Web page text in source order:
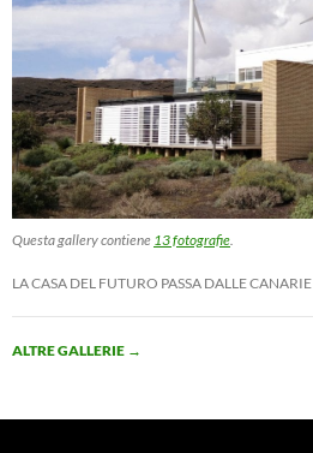
Questa gallery contiene 13 fotografie.
LA CASA DEL FUTURO PASSA DALLE CANARIE
ALTRE GALLERIE →